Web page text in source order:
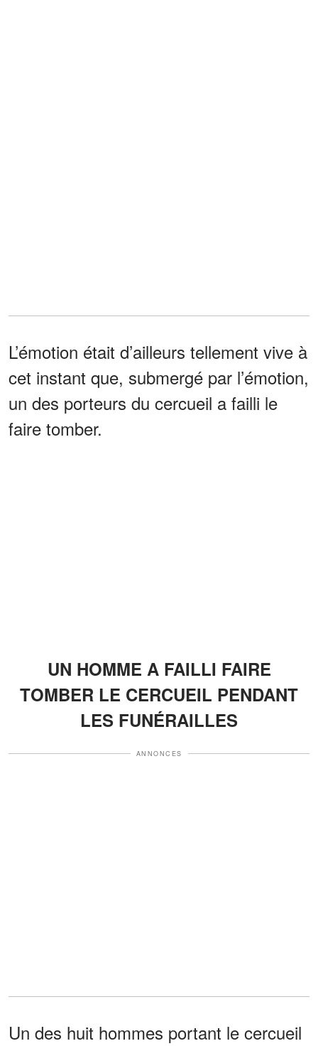
L’émotion était d’ailleurs tellement vive à
cet instant que, submergé par l’émotion,
un des porteurs du cercueil a failli le
faire tomber.
UN HOMME A FAILLI FAIRE
TOMBER LE CERCUEIL PENDANT
LES FUNÉRAILLES
ANNONCES
Un des huit hommes portant le cercueil